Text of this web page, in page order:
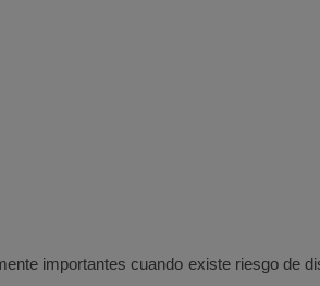
importantes cuando existe riesgo de